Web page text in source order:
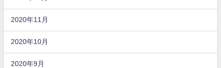
2020年11月
2020年10月
2020年9月